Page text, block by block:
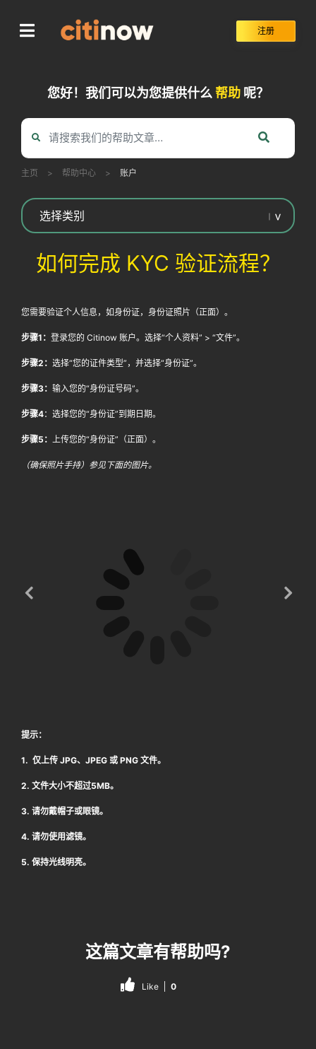
content
注册
您好！我们可以为您提供什么 帮助 呢？
主页 > 帮助中心 > 账户
如何完成 KYC 验证流程？
您需要验证个人信息，如身份证，身份证照片（正面）。
步骤1： 登录您的 Citinow 账户。选择“个人资料” > “文件”。
步骤2： 选择“您的证件类型”，并选择“身份证”。
步骤3： 输入您的“身份证号码”。
步骤4：选择您的“身份证”到期日期。
步骤5： 上传您的“身份证”（正面）。
（确保照片手持）参见下面的图片。
提示：
1. 仅上传 JPG、JPEG 或 PNG 文件。
2. 文件大小不超过5MB。
3. 请勿戴帽子或眼镜。
4. 请勿使用滤镜。
5. 保持光线明亮。
这篇文章有帮助吗?
Like 0